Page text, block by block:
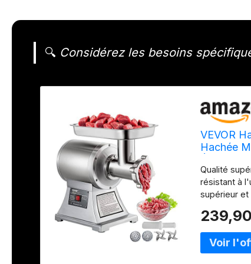
🔍 Considérez les besoins
VEVOR
Hachée
Qualité
résistant à
supérieur et
viande de
finition
puissance
de 193 tr/